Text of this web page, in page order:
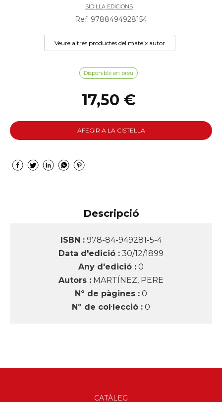
SIDILLA EDICIONS
Ref. 9788494928154
Veure altres productes del mateix autor
Disponible en breu
17,50 €
AFEGIR A LA CISTELLA
Descripció
ISBN : 978-84-949281-5-4
Data d'edició : 30/12/1899
Any d'edició : 0
Autors : MARTÍNEZ, PERE
Nº de pàgines : 0
Nº de col·lecció : 0
CATÀLEG